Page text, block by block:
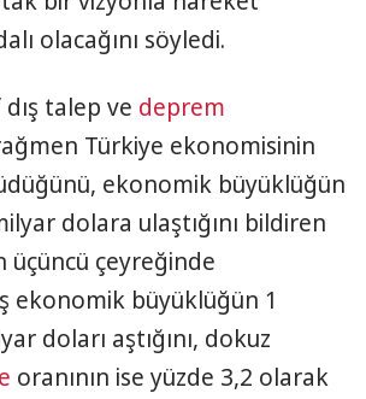
olacağını söyledi.
dış talep ve deprem
Türkiye ekonomisinin
ekonomik büyüklüğün
dolara ulaştığını bildiren
üçüncü çeyreğinde
ekonomik büyüklüğün 1
doları aştığını, dokuz
oranının ise yüzde 3,2 olarak